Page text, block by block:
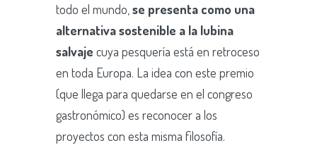
todo el mundo, se presenta como una
alternativa sostenible a la lubina
salvaje cuya pesquería está en retroceso
en toda Europa. La idea con este premio
(que llega para quedarse en el congreso
gastronómico) es reconocer a los
proyectos con esta misma filosofía.